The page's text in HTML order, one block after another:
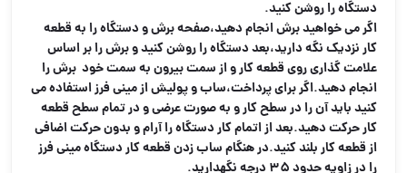
دستگاه را روشن کنید.
اگر می خواهید برش انجام دهید،صفحه برش و دستگاه را به قطعه
کار نزدیک نگه دارید،بعد دستگاه را روشن کنید و برش را بر اساس
علامت گذاری روی قطعه کار و از سمت بیرون به سمت خود برش را
انجام دهید.اگر برای پرداخت،ساب و پولیش از مینی فرز استفاده می
کنید باید آن را در سطح کار و به صورت عرضی و در تمام سطح قطعه
کار حرکت دهید.بعد از اتمام کار دستگاه را آرام و بدون حرکت اضافی
از قطعه کار بلند کنید.در هنگام ساب زدن قطعه کار دستگاه مینی فرز
را در زاویه حدود 35 درجه نگهدارید.